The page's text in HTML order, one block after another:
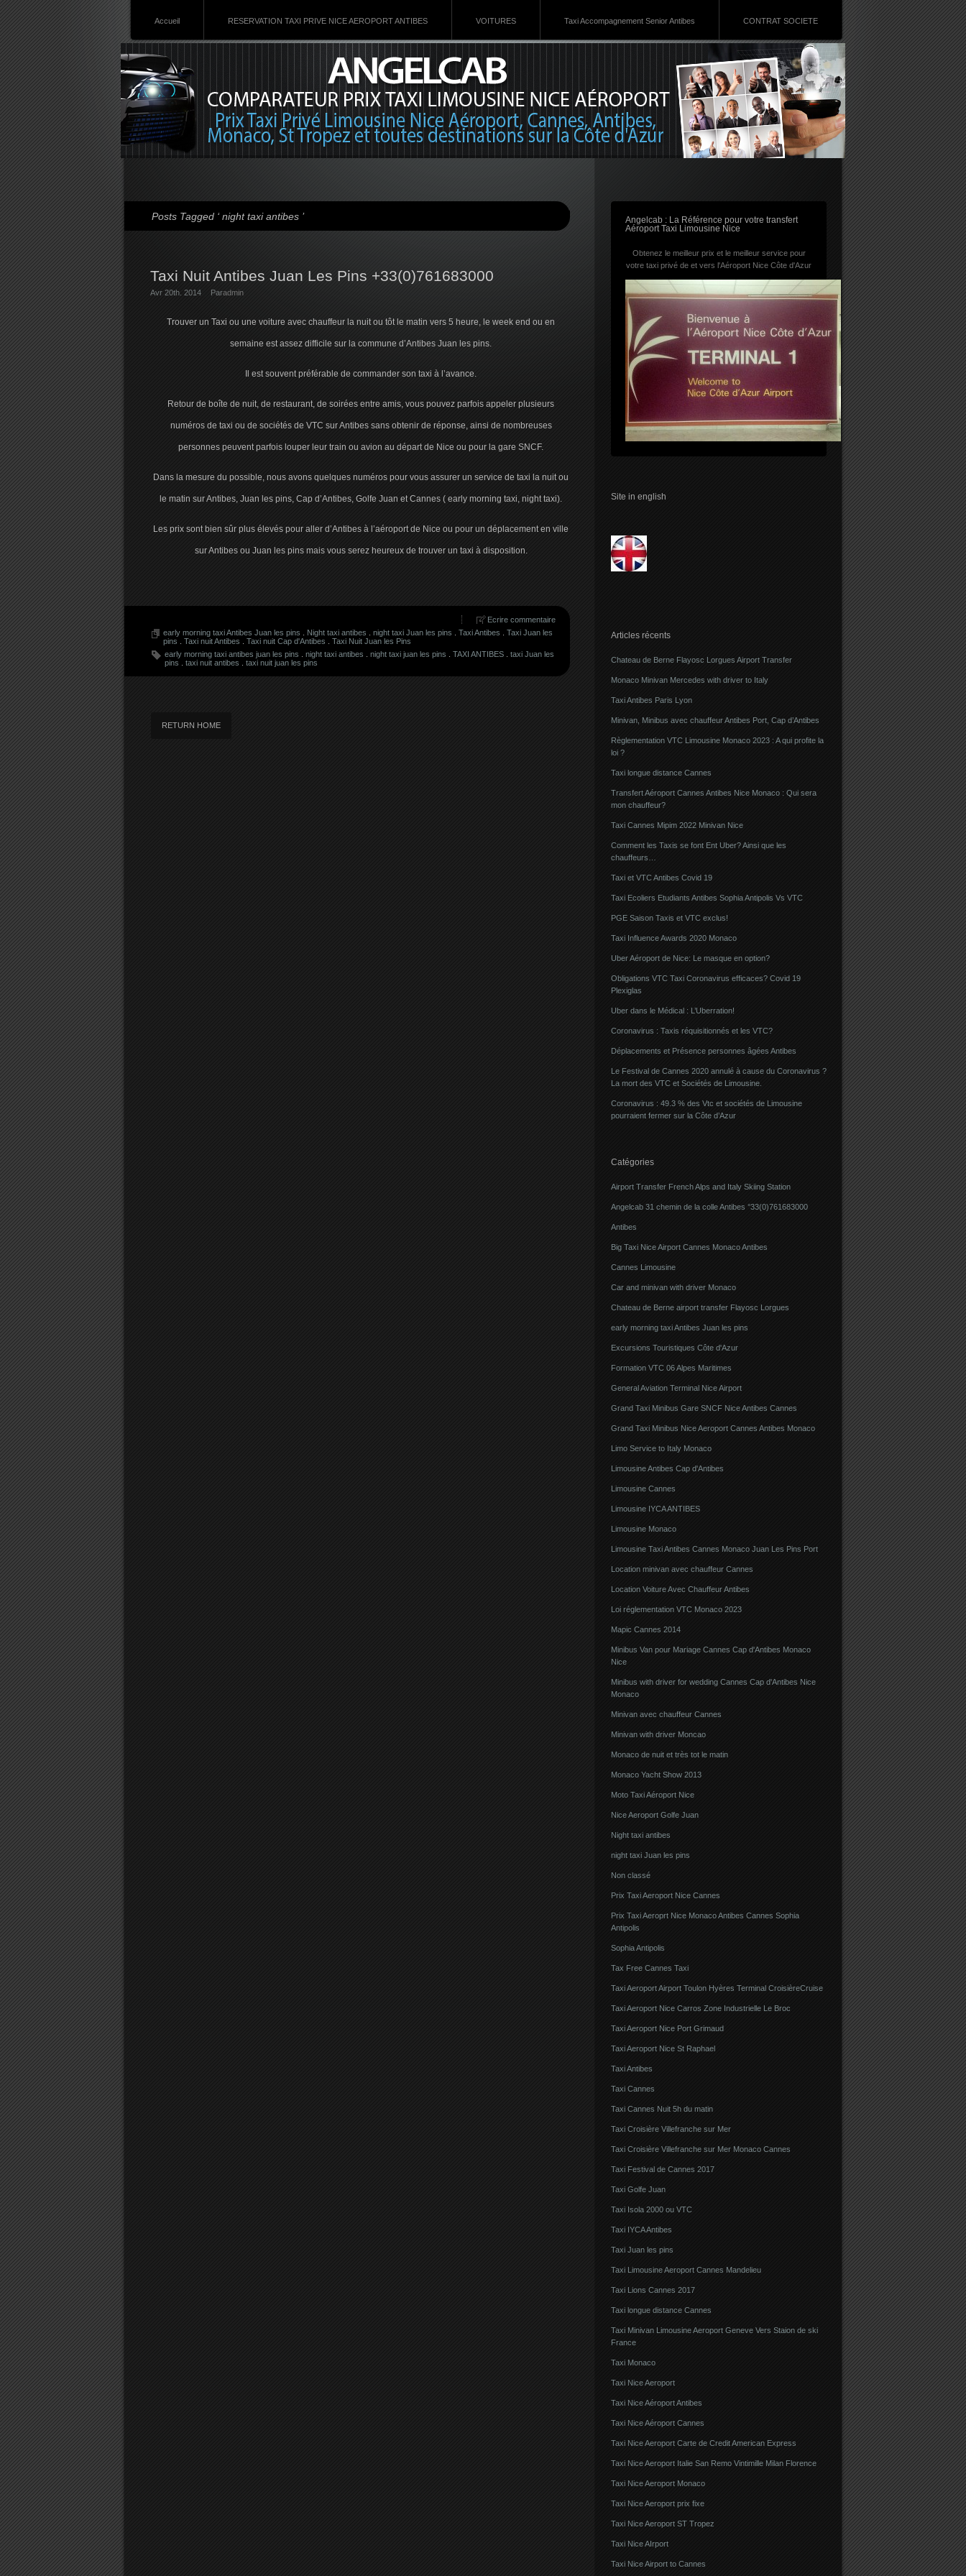
Accueil RESERVATION TAXI PRIVE NICE AEROPORT ANTIBES VOITURES Taxi Accompagnement Senior Antibes CONTRAT SOCIETE
RSS
Posts Tagged ‘ night taxi antibes ’
Taxi Nuit Antibes Juan Les Pins +33(0)761683000
Avr 20th. 2014 Paradmin
Trouver un Taxi ou une voiture avec chauffeur la nuit ou tôt le matin vers 5 heure, le week end ou en
semaine est assez difficile sur la commune d’Antibes Juan les pins.
Il est souvent préférable de commander son taxi à l’avance.
Retour de boîte de nuit, de restaurant, de soirées entre amis, vous pouvez parfois appeler plusieurs
numéros de taxi ou de sociétés de VTC sur Antibes sans obtenir de réponse, ainsi de nombreuses
personnes peuvent parfois louper leur train ou avion au départ de Nice ou pour la gare SNCF.
Dans la mesure du possible, nous avons quelques numéros pour vous assurer un service de taxi la nuit ou
le matin sur Antibes, Juan les pins, Cap d’Antibes, Golfe Juan et Cannes ( early morning taxi, night taxi).
Les prix sont bien sûr plus élevés pour aller d’Antibes à l’aéroport de Nice ou pour un déplacement en ville
sur Antibes ou Juan les pins mais vous serez heureux de trouver un taxi à disposition.
Ecrire commentaire
early morning taxi Antibes Juan les pins
Night taxi antibes night taxi Juan les pins Taxi Antibes
Taxi Juan les
pins
Taxi nuit Antibes Taxi nuit Cap d'Antibes
Taxi Nuit Juan les Pins
early morning taxi antibes juan les pins
night taxi antibes night taxi juan les pins TAXI ANTIBES
taxi Juan les
pins
taxi nuit antibes taxi nuit juan les pins
RETURN HOME
Angelcab : La Référence pour votre transfert
Aéroport Taxi Limousine Nice
Obtenez le meilleur prix et le meilleur service pour
votre taxi privé de et vers l'Aéroport Nice Côte d'Azur
Site in english
Articles récents
Chateau de Berne Flayosc Lorgues Airport Transfer
Monaco Minivan Mercedes with driver to Italy
Taxi Antibes Paris Lyon
Minivan, Minibus avec chauffeur Antibes Port, Cap d’Antibes
Règlementation VTC Limousine Monaco 2023 : A qui profite la
loi ?
Taxi longue distance Cannes
Transfert Aéroport Cannes Antibes Nice Monaco : Qui sera
mon chauffeur?
Taxi Cannes Mipim 2022 Minivan Nice
Comment les Taxis se font Ent Uber? Ainsi que les
chauffeurs…
Taxi et VTC Antibes Covid 19
Taxi Ecoliers Etudiants Antibes Sophia Antipolis Vs VTC
PGE Saison Taxis et VTC exclus!
Taxi Influence Awards 2020 Monaco
Uber Aéroport de Nice: Le masque en option?
Obligations VTC Taxi Coronavirus efficaces? Covid 19
Plexiglas
Uber dans le Médical : L’Uberration!
Coronavirus : Taxis réquisitionnés et les VTC?
Déplacements et Présence personnes âgées Antibes
Le Festival de Cannes 2020 annulé à cause du Coronavirus ?
La mort des VTC et Sociétés de Limousine.
Coronavirus : 49.3 % des Vtc et sociétés de Limousine
pourraient fermer sur la Côte d’Azur
Catégories
Airport Transfer French Alps and Italy Skiing Station
Angelcab 31 chemin de la colle Antibes °33(0)761683000
Antibes
Big Taxi Nice Airport Cannes Monaco Antibes
Cannes Limousine
Car and minivan with driver Monaco
Chateau de Berne airport transfer Flayosc Lorgues
early morning taxi Antibes Juan les pins
Excursions Touristiques Côte d'Azur
Formation VTC 06 Alpes Maritimes
General Aviation Terminal Nice Airport
Grand Taxi Minibus Gare SNCF Nice Antibes Cannes
Grand Taxi Minibus Nice Aeroport Cannes Antibes Monaco
Limo Service to Italy Monaco
Limousine Antibes Cap d'Antibes
Limousine Cannes
Limousine IYCA ANTIBES
Limousine Monaco
Limousine Taxi Antibes Cannes Monaco Juan Les Pins Port
Location minivan avec chauffeur Cannes
Location Voiture Avec Chauffeur Antibes
Loi réglementation VTC Monaco 2023
Mapic Cannes 2014
Minibus Van pour Mariage Cannes Cap d'Antibes Monaco
Nice
Minibus with driver for wedding Cannes Cap d'Antibes Nice
Monaco
Minivan avec chauffeur Cannes
Minivan with driver Moncao
Monaco de nuit et très tot le matin
Monaco Yacht Show 2013
Moto Taxi Aéroport Nice
Nice Aeroport Golfe Juan
Night taxi antibes
night taxi Juan les pins
Non classé
Prix Taxi Aeroport Nice Cannes
Prix Taxi Aeroprt Nice Monaco Antibes Cannes Sophia
Antipolis
Sophia Antipolis
Tax Free Cannes Taxi
Taxi Aeroport Airport Toulon Hyères Terminal CroisièreCruise
Taxi Aeroport Nice Carros Zone Industrielle Le Broc
Taxi Aeroport Nice Port Grimaud
Taxi Aeroport Nice St Raphael
Taxi Antibes
Taxi Cannes
Taxi Cannes Nuit 5h du matin
Taxi Croisière Villefranche sur Mer
Taxi Croisière Villefranche sur Mer Monaco Cannes
Taxi Festival de Cannes 2017
Taxi Golfe Juan
Taxi Isola 2000 ou VTC
Taxi IYCA Antibes
Taxi Juan les pins
Taxi Limousine Aeroport Cannes Mandelieu
Taxi Lions Cannes 2017
Taxi longue distance Cannes
Taxi Minivan Limousine Aeroport Geneve Vers Staion de ski
France
Taxi Monaco
Taxi Nice Aeroport
Taxi Nice Aéroport Antibes
Taxi Nice Aéroport Cannes
Taxi Nice Aeroport Carte de Credit American Express
Taxi Nice Aeroport Italie San Remo Vintimille Milan Florence
Taxi Nice Aeroport Monaco
Taxi Nice Aeroport prix fixe
Taxi Nice Aeroport ST Tropez
Taxi Nice AIrport
Taxi Nice Airport to Cannes